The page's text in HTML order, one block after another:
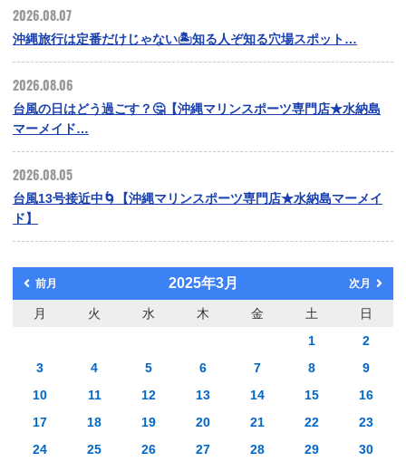
2026.08.07
沖縄旅行は定番だけじゃない🏝️知る人ぞ知る穴場スポット…
2026.08.06
台風の日はどう過ごす？🤔【沖縄マリンスポーツ専門店★水納島
マーメイド…
2026.08.05
台風13号接近中🌀【沖縄マリンスポーツ専門店★水納島マーメイ
ド】
前月 2025年3月 次月
月 火 水 木 金 土
日
1
2
3
4 5 6 7 8
9
10
11 12 13 14 15
16
17
18 19 20 21 22
23
24
25 26 27 28 29
30